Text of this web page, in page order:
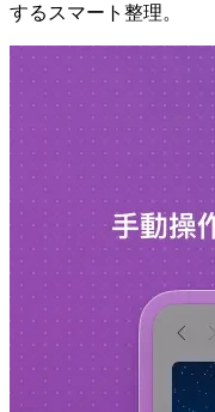
するスマート整理。